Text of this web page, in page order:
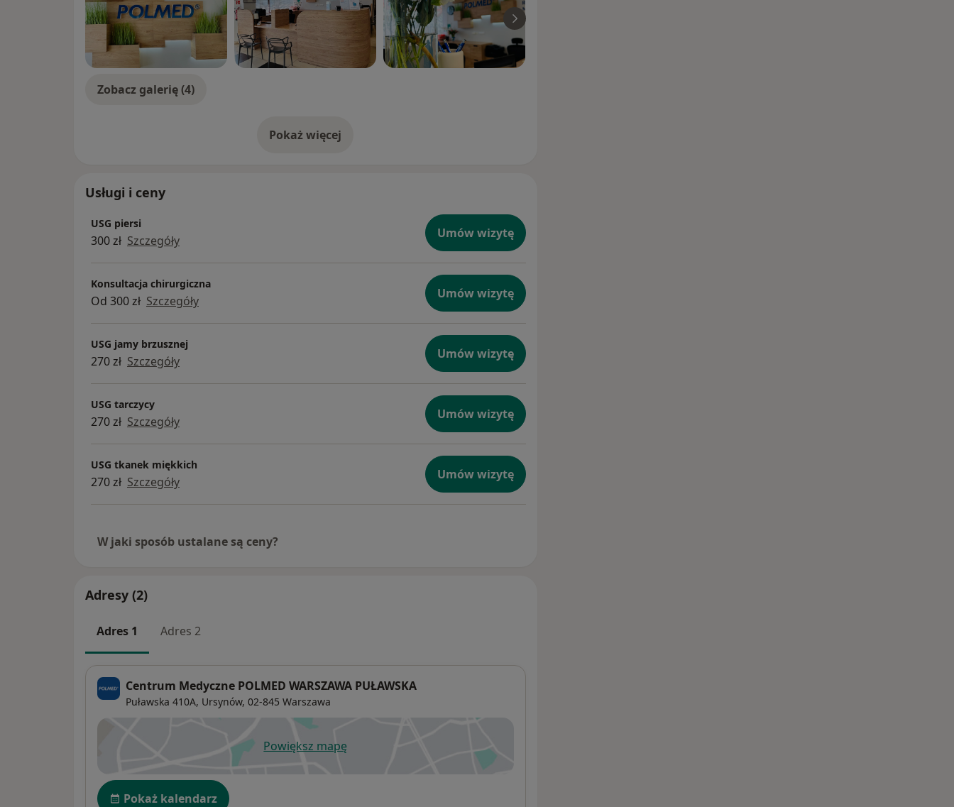
Zobacz galerię (4)
Pokaż więcejo doświadczeniu
Usługi i ceny
USG piersi
300 zł Szczegóły Umów wizytę
Konsultacja chirurgiczna
Od 300 zł Szczegóły Umów wizytę
USG jamy brzusznej
270 zł Szczegóły Umów wizytę
USG tarczycy
270 zł Szczegóły Umów wizytę
USG tkanek miękkich
270 zł Szczegóły Umów wizytę
W jaki sposób ustalane są ceny?
Adresy (2)
Adres 1 Adres 2
Centrum Medyczne POLMED WARSZAWA PUŁAWSKA
Puławska 410A, Ursynów, 02-845 Warszawa
Powiększ mapęotwiera się w nowej karcie
Dostępność
Pokaż kalendarz